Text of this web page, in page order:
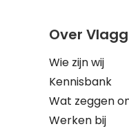
Over
Wie zijn wij
Kennisbank
Wat zeggen
Werken bij